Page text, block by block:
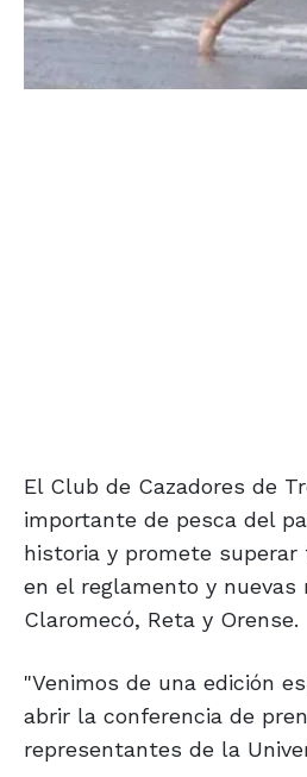
El Club de Cazadores de
importante de pesca del
historia y promete
en el reglamento y nuevas
Claromecó, Reta y Orense.
"Venimos de una edición
abrir la conferencia de
representantes de la